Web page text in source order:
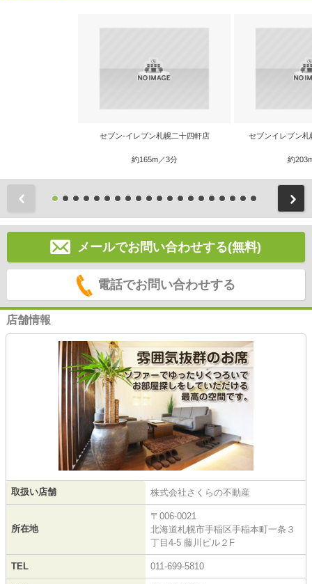
セブン-イレブン札幌二十四軒店
約165m／3分
セブンイレブン
約
メールでお問い合わせする(無料)
電話でお問い合わせする
店舗情報
取扱い店舗 株式会社さくらの不動産
所在地
〒006-0021
北海道札幌市手稲区手稲本町一条３
丁目4-5 藤川ビル２F
TEL 011-699-5810